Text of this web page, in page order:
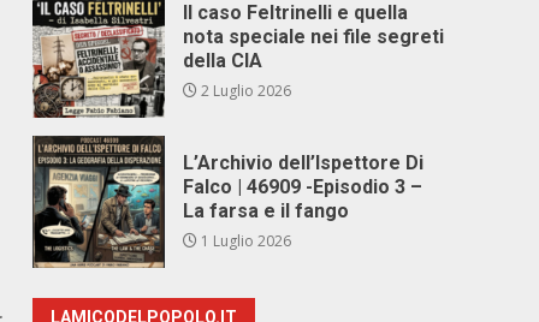
Il caso Feltrinelli e quella
nota speciale nei file segreti
della CIA
2 Luglio 2026
L’Archivio dell’Ispettore Di
Falco | 46909 -Episodio 3 –
La farsa e il fango
1 Luglio 2026
LAMICODELPOPOLO.IT